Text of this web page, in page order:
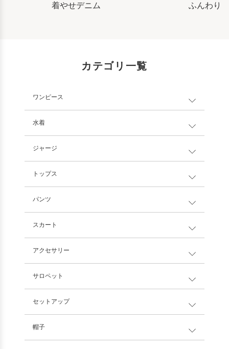
着やせデニム ふんわり
カテゴリ一覧
ワンピース
水着
ジャージ
トップス
パンツ
スカート
アクセサリー
サロペット
セットアップ
帽子